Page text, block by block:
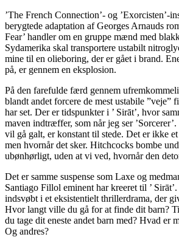
’The French Connection’- og ’Exorcisten’-
berygtede adaptation af Georges Arnauds
Fear’ handler om en gruppe mænd med
Sydamerika skal transportere ustabilt
mine til en olieboring, der er gået i brand.
på, er gennem en eksplosion.
På den farefulde færd gennem
blandt andet forcere de mest ustabile ”veje”
har set. Der er tidspunkter i ’ Sirāt’, hvor
maven indtræffer, som når jeg ser
vil gå galt, er konstant til stede. Det er ikke
men hvornår det sker. Hitchcocks bombe
ubønhørligt, uden at vi ved, hvornår den
Det er samme suspense som Laxe og
Santiago Fillol eminent har kreeret til ’
indsvøbt i et eksistentielt thrillerdrama, der
Hvor langt ville du gå for at finde dit barn?
du tage dit eneste andet barn med? Hvad er
Og andres?